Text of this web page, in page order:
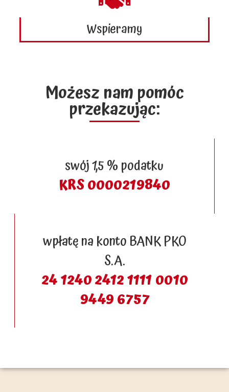
Wspieramy
Możesz nam pomóc
przekazując:
swój 1,5 % podatku
KRS 0000219840
wpłatę na konto BANK PKO
S.A.
24 1240 2412 1111 0010
9449 6757